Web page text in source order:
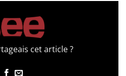
cet article ?